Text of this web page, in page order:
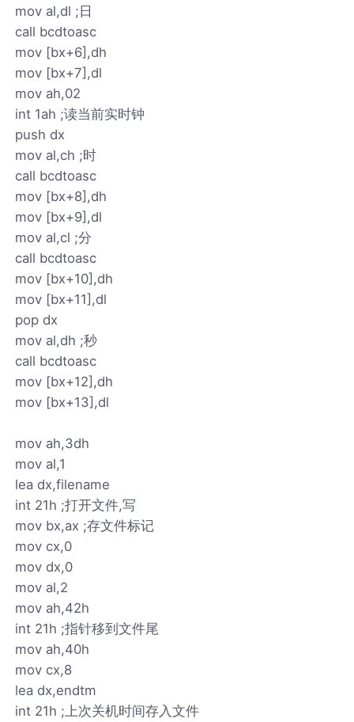
mov al,dl ;日
call bcdtoasc
mov [bx+6],dh
mov [bx+7],dl
mov ah,02
int 1ah ;读当前实时钟
push dx
mov al,ch ;时
call bcdtoasc
mov [bx+8],dh
mov [bx+9],dl
mov al,cl ;分
call bcdtoasc
mov [bx+10],dh
mov [bx+11],dl
pop dx
mov al,dh ;秒
call bcdtoasc
mov [bx+12],dh
mov [bx+13],dl
mov ah,3dh
mov al,1
lea dx,filename
int 21h ;打开文件,写
mov bx,ax ;存文件标记
mov cx,0
mov dx,0
mov al,2
mov ah,42h
int 21h ;指针移到文件尾
mov ah,40h
mov cx,8
lea dx,endtm
int 21h ;上次关机时间存入文件